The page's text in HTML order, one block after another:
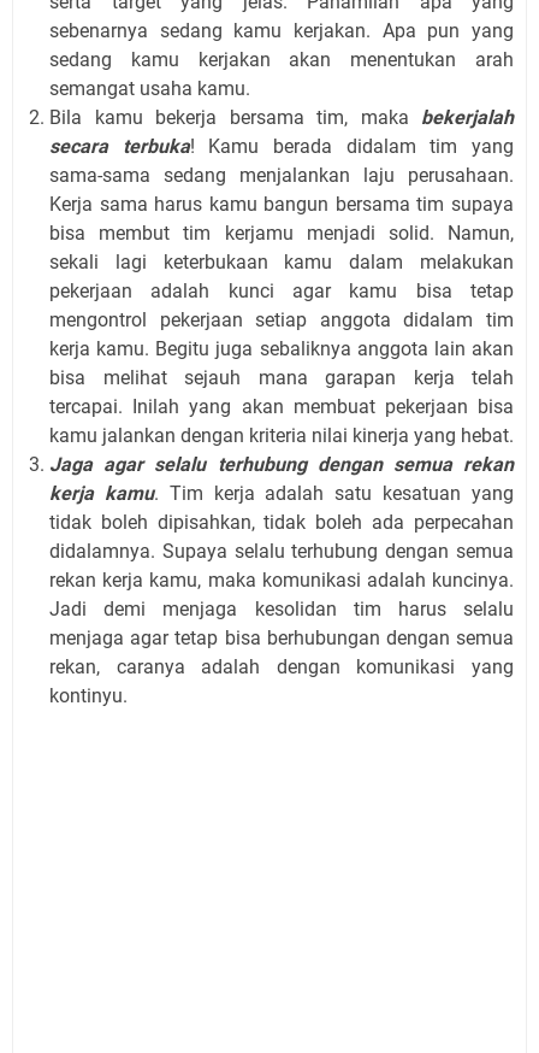
sebenarnya sedang kamu kerjakan. Apa pun yang
sedang kamu kerjakan akan menentukan arah
semangat usaha kamu.
Bila kamu bekerja bersama tim, maka bekerjalah
secara terbuka! Kamu berada didalam tim yang
sama-sama sedang menjalankan laju perusahaan.
Kerja sama harus kamu bangun bersama tim supaya
bisa membut tim kerjamu menjadi solid. Namun,
sekali lagi keterbukaan kamu dalam melakukan
pekerjaan adalah kunci agar kamu bisa tetap
mengontrol pekerjaan setiap anggota didalam tim
kerja kamu. Begitu juga sebaliknya anggota lain akan
bisa melihat sejauh mana garapan kerja telah
tercapai. Inilah yang akan membuat pekerjaan bisa
kamu jalankan dengan kriteria nilai kinerja yang hebat.
Jaga agar selalu terhubung dengan semua rekan
kerja kamu. Tim kerja adalah satu kesatuan yang
tidak boleh dipisahkan, tidak boleh ada perpecahan
didalamnya. Supaya selalu terhubung dengan semua
rekan kerja kamu, maka komunikasi adalah kuncinya.
Jadi demi menjaga kesolidan tim harus selalu
menjaga agar tetap bisa berhubungan dengan semua
rekan, caranya adalah dengan komunikasi yang
kontinyu.